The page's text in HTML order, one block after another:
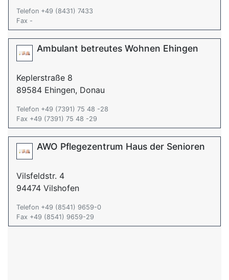
Telefon +49 (8431) 7433
Fax -
Ambulant betreutes Wohnen Ehingen
Keplerstraße 8
89584 Ehingen, Donau
Telefon +49 (7391) 75 48 -28
Fax +49 (7391) 75 48 -29
AWO Pflegezentrum Haus der Senioren
Vilsfeldstr. 4
94474 Vilshofen
Telefon +49 (8541) 9659-0
Fax +49 (8541) 9659-29